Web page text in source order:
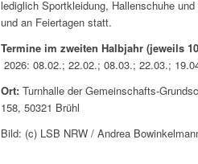
lediglich Sportkleidung, Hallenschuhe
und an Feiertagen statt.
Termine im zweiten Halbjahr (jeweils
2026: 08.02.; 22.02.; 08.03.; 22.03.;
Ort: Turnhalle der Gemeinschafts-
158, 50321 Brühl
Bild: (c) LSB NRW / Andrea